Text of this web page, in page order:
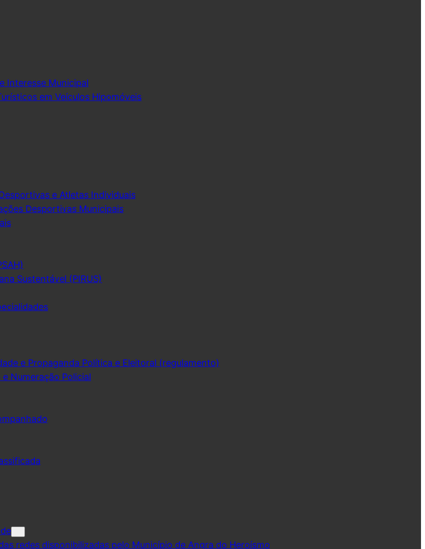
Interesse Municipal
em Veículos Hipomóveis
e Atletas Individuais
Desportivas Municipais
Sustentável (PIRUS)
e Propaganda Política e Eleitoral (regulamento)
Numeração Policial
redes disponibilizadas pelo Município de Angra do Heroísmo